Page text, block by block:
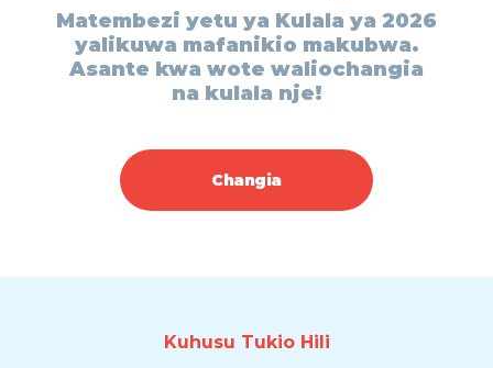
Matembezi yetu ya Kulala ya 2026
yalikuwa mafanikio makubwa.
Asante kwa wote waliochangia
na kulala nje!
Changia
Kuhusu Tukio Hili